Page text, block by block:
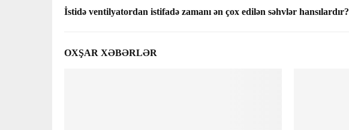
İstidə ventilyatordan istifadə zamanı ən çox edilən səhvlər hansılardır?
OXŞAR XƏBƏRLƏR